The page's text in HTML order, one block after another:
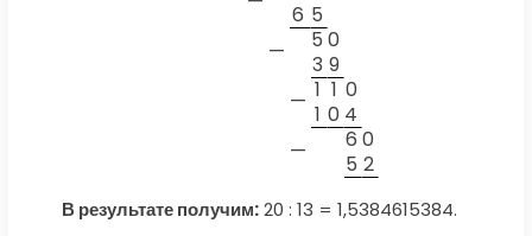
6 5
—
5 0
3 9
— 1 1 0
1 0 4
—
6 0
5 2
В результате получим:20 : 13 = 1,5384615384.